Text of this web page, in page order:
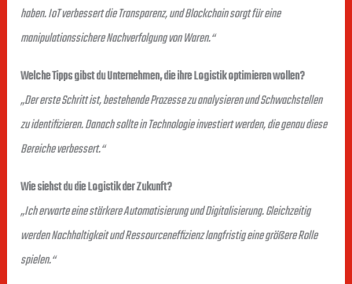
haben. IoT verbessert die Transparenz, und Blockchain sorgt für eine
manipulationssichere Nachverfolgung von Waren.“
Welche Tipps gibst du Unternehmen, die ihre Logistik optimieren wollen?
„Der erste Schritt ist, bestehende Prozesse zu analysieren und Schwachstellen
zu identifizieren. Danach sollte in Technologie investiert werden, die genau diese
Bereiche verbessert.“
Wie siehst du die Logistik der Zukunft?
„Ich erwarte eine stärkere Automatisierung und Digitalisierung. Gleichzeitig
werden Nachhaltigkeit und Ressourceneffizienz langfristig eine größere Rolle
spielen.“